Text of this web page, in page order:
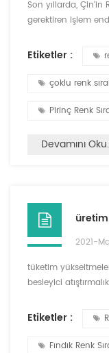
Son yıllarda, Çin'in
gerektiren işlem
işleme gibi katı
tarama ekipmanı
Etiketler :
çoklu renk
Pirinç Renk
Devamını
2021-
tüketim
besleyici
cisimlerin varlığını,
gerekir
Etiketler :
Fındık Renk